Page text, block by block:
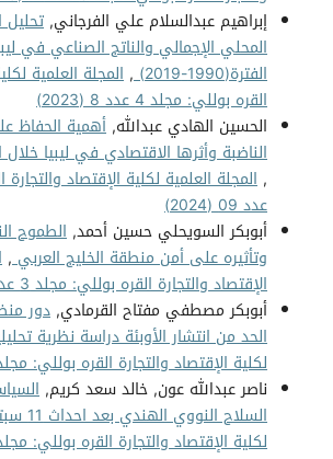
إبراهيم عبدالسلام علي الفرجاني, تحليل
المحلي الإجمالي والناتج الصناعي في
الفترة(1990-2019)
, المجلة العلمية
القره بوللي: مجلد 4 عدد 8 (2023)
الحسين الهادي عبدالله, أهمية الحفاظ
الناضبة وأثرها الاقتصادي في ليبيا خلال الفترة
,
عدد 09 (2024)
أبوبكر السويحلي حسين أحمد, الطموح
وتأثيره على أمن منطقة الخليج العربي,
الإقتصاد والتجارة القره بوللي: مجلد 3 عدد 6 (2022)
أبوبكر مصطفي مفتاح القرمادي, دور
الحد من انتشار الأوبئة دراسة نظرية
لكلية الإقتصاد والتجارة القره بوللي: مجلد 4 عدد 7
ناصر عبدالله عون, خالد سعد كريم,
السلاح النووي الهندي بعد احداث 11 سبتمبر
لكلية الإقتصاد والتجارة القره بوللي: مجلد 3 عدد 6